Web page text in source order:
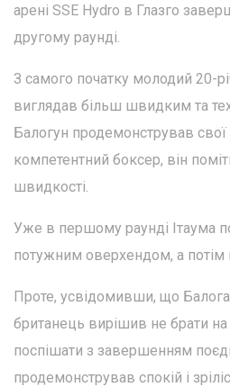
арені SSE Hydro в Глазго
другому раунді.
З самого початку молодий 20-
виглядав більш швидким та
Балогун продемонстрував свої
компетентний боксер, він
швидкості.
Уже в першому раунді Ітаума
потужним оверхендом, а потім
Проте, усвідомивши, що
британець вирішив не брати на
поспішати з завершенням
продемонстрував спокій і